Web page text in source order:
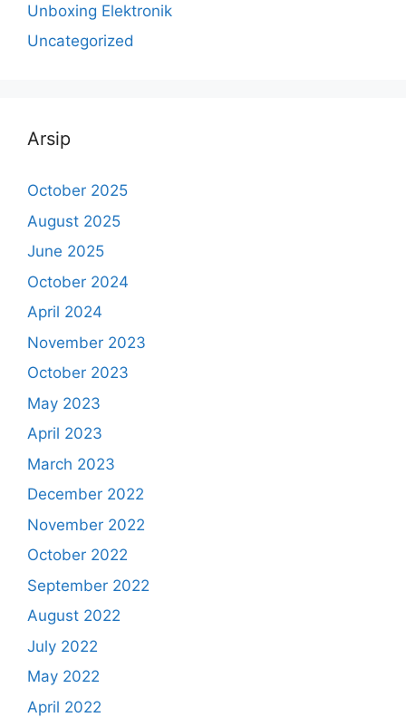
Unboxing Elektronik
Uncategorized
Arsip
October 2025
August 2025
June 2025
October 2024
April 2024
November 2023
October 2023
May 2023
April 2023
March 2023
December 2022
November 2022
October 2022
September 2022
August 2022
July 2022
May 2022
April 2022